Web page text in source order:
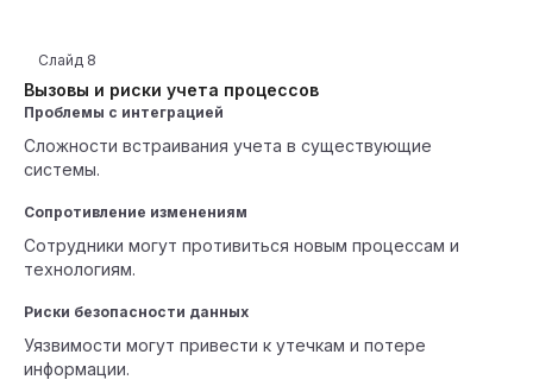
Вызовы и риски учета процессов
Слайд 8
Проблемы с интеграцией
Сложности встраивания учета в существующие
системы.
Сопротивление изменениям
Сотрудники могут противиться новым процессам и
технологиям.
Риски безопасности данных
Уязвимости могут привести к утечкам и потере
информации.